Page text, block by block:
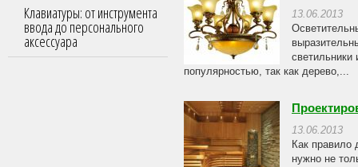
Клавиатуры: от инструмента
ввода до персонального
аксессуара
13.06.2013
светильники
популярностью, так как дерево,...
13.06.2013
Как правило
нужно не